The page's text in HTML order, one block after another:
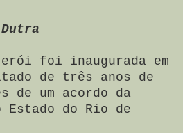
foi inaugurada em
de três anos de
de um acordo da
Estado do Rio de